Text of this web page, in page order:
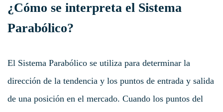
¿Cómo se interpreta el Sistema
Parabólico?
El Sistema Parabólico se utiliza para determinar la
dirección de la tendencia y los puntos de entrada y salida
de una posición en el mercado. Cuando los puntos del